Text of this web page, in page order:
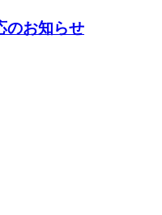
のお知らせ